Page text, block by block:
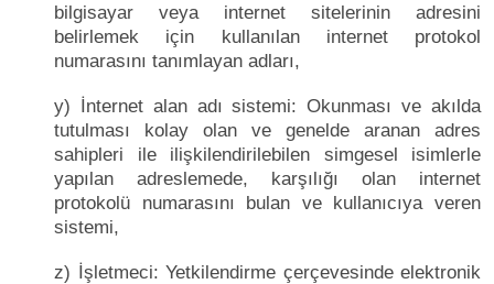
bilgisayar veya internet sitelerinin adresini
belirlemek için kullanılan internet protokol
numarasını tanımlayan adları,
y) İnternet alan adı sistemi: Okunması ve akılda
tutulması kolay olan ve genelde aranan adres
sahipleri ile ilişkilendirilebilen simgesel isimlerle
yapılan adreslemede, karşılığı olan internet
protokolü numarasını bulan ve kullanıcıya veren
sistemi,
z) İşletmeci: Yetkilendirme çerçevesinde elektronik